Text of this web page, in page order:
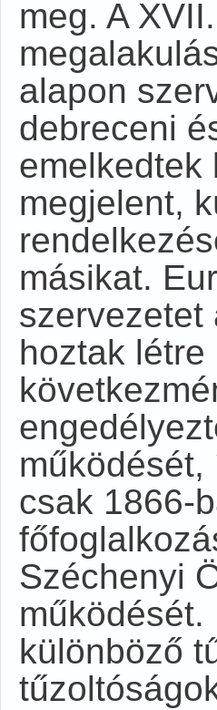
meg. A
alapon
debreceni
emelkedtek
megjelent,
másikat.
szervezetet
hoztak létre
működését,
csak 1866-
Széchenyi
különböző